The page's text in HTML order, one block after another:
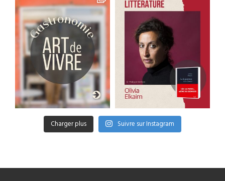
Charger plus Suivre sur Instagram